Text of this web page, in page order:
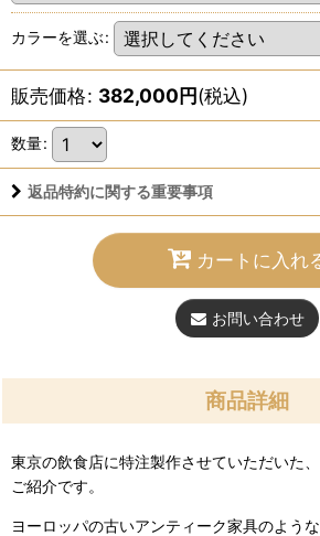
カラーを選ぶ:
販売価格: 382,000円(税込)
数量:
返品特約に関する重要事項
カートに入れ
お問い合わせ
商品詳細
東京の飲食店に特注製作させていただいた
ご紹介です。
ヨーロッパの古いアンティーク家具のよう